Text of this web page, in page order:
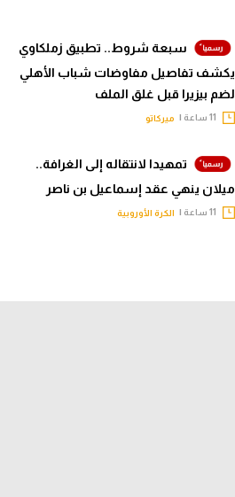
سبعة شروط.. تطبيق زملكاوي
يكشف تفاصيل مفاوضات شباب الأهلي
لضم بيزيرا قبل غلق الملف
ميركاتو
تمهيدا لانتقاله إلى الغرافة..
ميلان ينهي عقد إسماعيل بن ناصر
الكرة الأوروبية